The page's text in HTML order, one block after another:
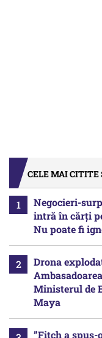
CELE MAI CITITE
Negocieri-
intră în cărți
Nu poate fi
Drona
Ministerul de
Maya
”Fitch a spus-